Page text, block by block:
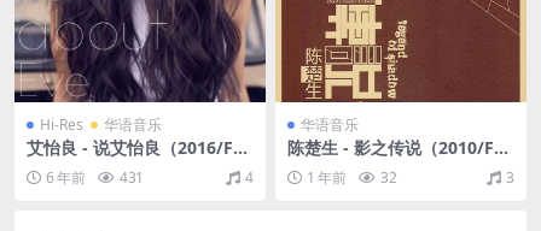
Hi-Res 华语音乐
艾怡良 - 说艾怡良（2016/FL
AC/分轨/545M）(24bit/48k
Hz)6 年前 431 4
华语音乐
陈楚生 - 影之传说（2010/FL
AC/分轨/250M）
1 年前 32 3